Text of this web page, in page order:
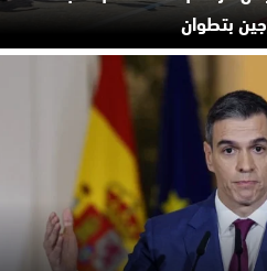
بتطوان